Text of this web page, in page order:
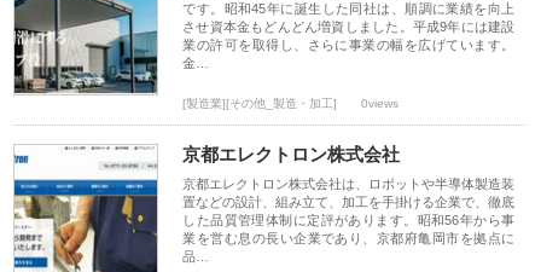
です。昭和45年に誕生した同社は、順調に業績を向上
させ資本金もどんどん増資しました。平成9年には建設
業の許可を取得し、さらに事業の幅を広げています。
金…
[製造業][その他_製造・加工] 0views
京都エレクトロン株式会社
京都エレクトロン株式会社は、ロボットや半導体製造装
置などの設計、組み立て、加工を手掛ける企業で、徹底
した品質管理体制に定評があります。昭和56年から事
業を営む息の長い企業であり、京都府亀岡市を拠点に
品…